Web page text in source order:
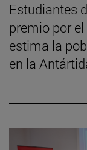
Estudiantes
premio por
estima la
en la